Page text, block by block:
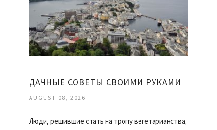
ДАЧНЫЕ СОВЕТЫ СВОИМИ РУКАМИ
AUGUST 08, 2026
Люди, решившие стать на тропу вегетарианства,